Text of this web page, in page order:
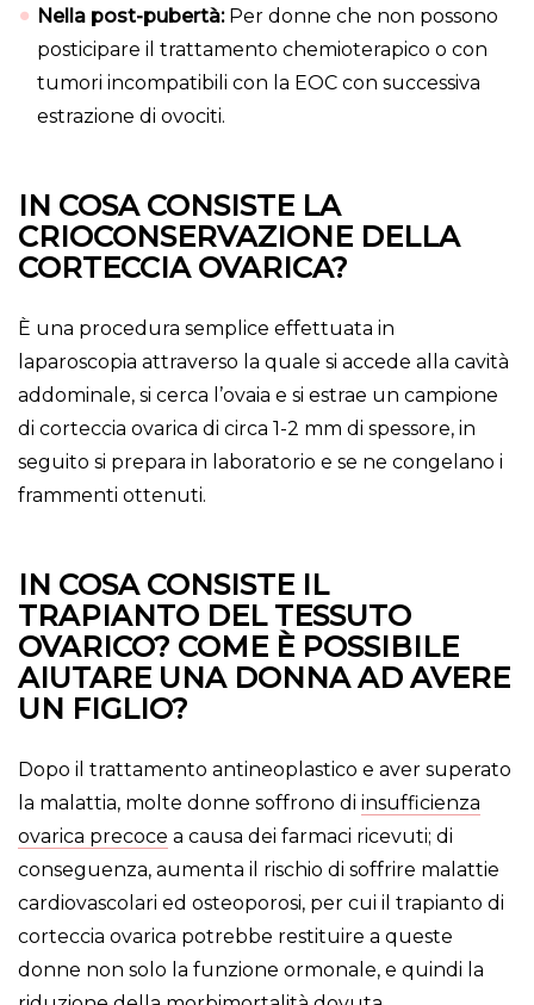
Nella post-pubertà: Per donne che non possono
posticipare il trattamento chemioterapico o con
tumori incompatibili con la EOC con successiva
estrazione di ovociti.
IN COSA CONSISTE LA
CRIOCONSERVAZIONE DELLA
CORTECCIA OVARICA?
È una procedura semplice effettuata in
laparoscopia attraverso la quale si accede alla cavità
addominale, si cerca l’ovaia e si estrae un campione
di corteccia ovarica di circa 1-2 mm di spessore, in
seguito si prepara in laboratorio e se ne congelano i
frammenti ottenuti.
IN COSA CONSISTE IL
TRAPIANTO DEL TESSUTO
OVARICO? COME È POSSIBILE
AIUTARE UNA DONNA AD AVERE
UN FIGLIO?
Dopo il trattamento antineoplastico e aver superato
la malattia, molte donne soffrono di insufficienza
ovarica precoce a causa dei farmaci ricevuti; di
conseguenza, aumenta il rischio di soffrire malattie
cardiovascolari ed osteoporosi, per cui il trapianto di
corteccia ovarica potrebbe restituire a queste
donne non solo la funzione ormonale, e quindi la